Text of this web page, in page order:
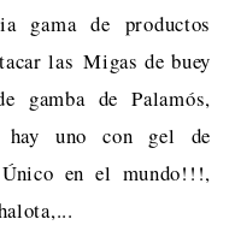
gama de productos
lasMigas de buey
gamba de Palamós,
hay uno con gel de
en el mundo!!!,